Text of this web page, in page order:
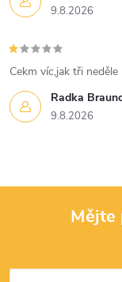
v
k
y
v
u
9.8.2026
Radka
9.8.2026
Cekm víc,jak tři
Mějte